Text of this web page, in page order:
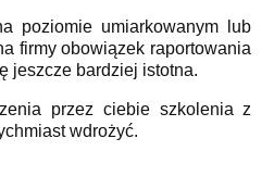
poziomie umiarkowanym lub
firmy obowiązek raportowania
jeszcze bardziej istotna.
przez ciebie szkolenia z
wdrożyć.